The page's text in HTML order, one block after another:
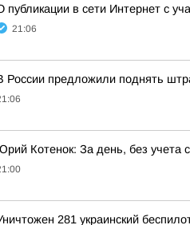
публикации в сети Интернет с
21:06
России предложили поднять
Котенок: За день, без учета
281 украинский